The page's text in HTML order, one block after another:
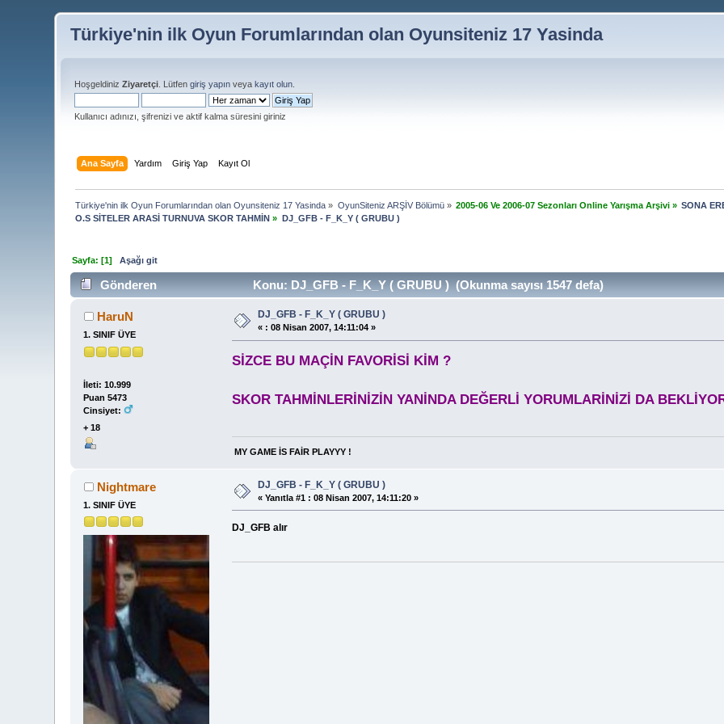
Türkiye'nin ilk Oyun Forumlarından olan Oyunsiteniz 17 Yasinda
HoşgeldinizZiyaretçi . Lütfengiriş yapın veyakayıt olun
Kullanıcı adınızı, şifrenizi ve aktif kalma süresini giriniz
Ana Sayfa Yardım Giriş Yap Kayıt Ol
Türkiye'nin ilk Oyun Forumlarından olan Oyunsiteniz 17 Yasinda » OyunSiteniz ARŞİV Bölümü» 2005-06 Ve 2006-07 Sezonları Online Yarışma Arşivi » SONA
O.S SİTELER ARASİ TURNUVA SKOR TAHMİN » DJ_GFB - F_K_Y ( GRUBU )
Sayfa: [1]Aşağı git
Gönderen Konu: DJ_GFB - F_K_Y ( GRUBU ) (Okunma sayısı 1547 defa)
HaruN
1. SINIF ÜYE
İleti: 10.999
Puan 5473
Cinsiyet:
+ 18
DJ_GFB - F_K_Y ( GRUBU )
« : 08 Nisan 2007, 14:11:04 »
SİZCE BU MAÇİN FAVORİSİ KİM ?
SKOR TAHMİNLERİNİZİN YANİNDA DEĞERLİ YORUMLARİNİZİ DA
MY GAME İS FAİR PLAYYY !
Nightmare
1. SINIF ÜYE
DJ_GFB - F_K_Y ( GRUBU )
«Yanıtla #1 : 08 Nisan 2007, 14:11:20 »
DJ_GFB alır